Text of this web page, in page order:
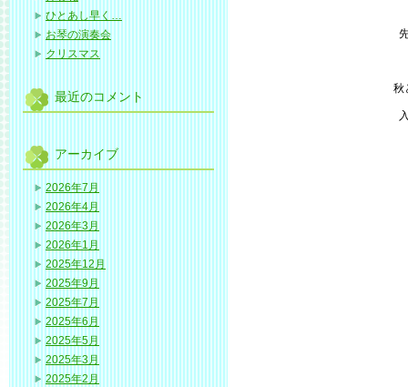
秋
ひとあし早く…
お琴の演奏会
クリスマス
最近のコメント
アーカイブ
2026年7月
2026年4月
2026年3月
2026年1月
2025年12月
2025年9月
2025年7月
2025年6月
2025年5月
2025年3月
2025年2月